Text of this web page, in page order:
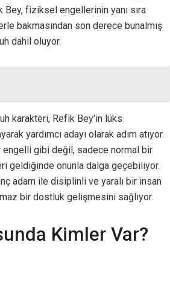
Bey, fiziksel engellerinin yanı sıra
bakmasından son derece bunalmış
dahil oluyor.
karakteri, Refik Bey’in lüks
yardımcı adayı olarak adım atıyor.
engelli gibi değil, sadece normal bir
geldiğinde onunla dalga geçebiliyor.
adam ile disiplinli ve yaralı bir insan
bir dostluk gelişmesini sağlıyor.
Kimler Var?